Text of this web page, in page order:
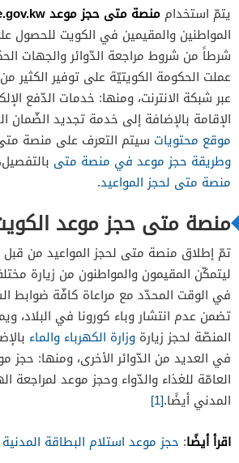
يتمّ استخدام منصة متى حجز موعد meta.e.gov.kw
المواطنين والمقيمين في الكويت للحصول
شرطاً من شروط مراجعة الدّوائر والجهات
عملت الحكومة الكويتيّة على توفير الكثير من
عبر شبكة الانترنت، ومنها: خدمات الدّفع
الإقامة بالإضافة إلى خدمة تجديد الضّمان
موقع محتويات سيتم التعرف على منصة متى
وطريقة حجز موعد في منصة متى
منصة متى لحجز المواعيد.
منصة متى حجز موعد
تمّ إطلاق منصة متى لحجز المواعيد من قبل
ليتمكّن المقيمون والمواطنون من زيارة
في الوقت المحدّد مع مراعاة كافّة ضوابط
تضمن عدم انتشار وباء كورونا في البلاد،
المنصّة لحجز زيارة وزارة الكهرباء والماء
في العديد من الدّوائر الأخرى، ومنها: حجز
العامّة للغذاء والدّواء وحجز موعد لمراجعة
المدني أيضًا.[1]
اقرأ أيضًا: حجز موعد استلام البطاقة المدنية